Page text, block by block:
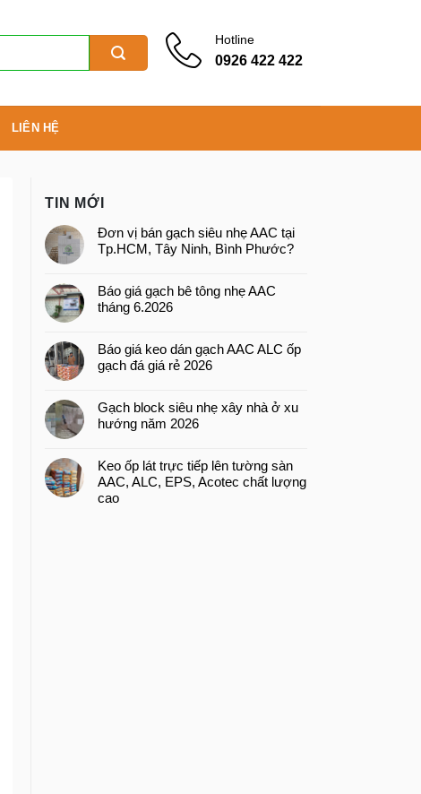
Hotline
0926 422 422
LIÊN HỆ
TIN MỚI
Đơn vị bán gạch siêu nhẹ AAC tại
Tp.HCM, Tây Ninh, Bình Phước?
Báo giá gạch bê tông nhẹ AAC
tháng 6.2026
Báo giá keo dán gạch AAC ALC ốp
gạch đá giá rẻ 2026
Gạch block siêu nhẹ xây nhà ở xu
hướng năm 2026
Keo ốp lát trực tiếp lên tường sàn
AAC, ALC, EPS, Acotec chất lượng
cao